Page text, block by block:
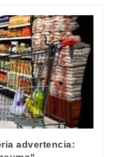
advertencia: